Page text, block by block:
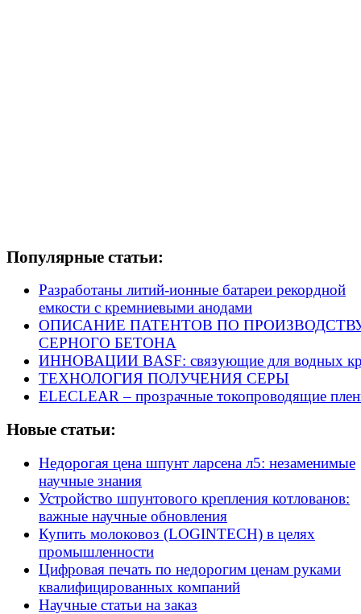
Популярные статьи:
Разработаны литий-ионные батареи рекордной
емкости с кремниевыми анодами
ОПИСАНИЕ ПАТЕНТОВ ПО
СЕРНОГО БЕТОНА
ИННОВАЦИИ BASF: связующие для водных
ТЕХНОЛОГИЯ ПОЛУЧЕНИЯ СЕРЫ
ELECLEAR – прозрачные токопроводящие
Новые статьи:
Недорогая цена шпунт ларсена л5: незаменимые
научные знания
Устройство шпунтового крепления котлованов:
важные научные обновления
Купить молоковоз (LOGINTECH) в целях
промышленности
Цифровая печать по недорогим ценам руками
квалифицированных компаний
Научные статьи на заказ